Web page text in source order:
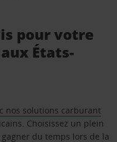
pour votre
États-
nos solutions carburant
Choisissez un plein
gagner du temps lors de la